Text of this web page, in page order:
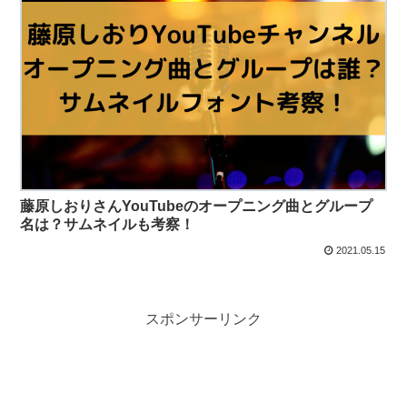
藤原しおりさんYouTubeのオープニング曲とグループ
名は？サムネイルも考察！
2021.05.15
スポンサーリンク